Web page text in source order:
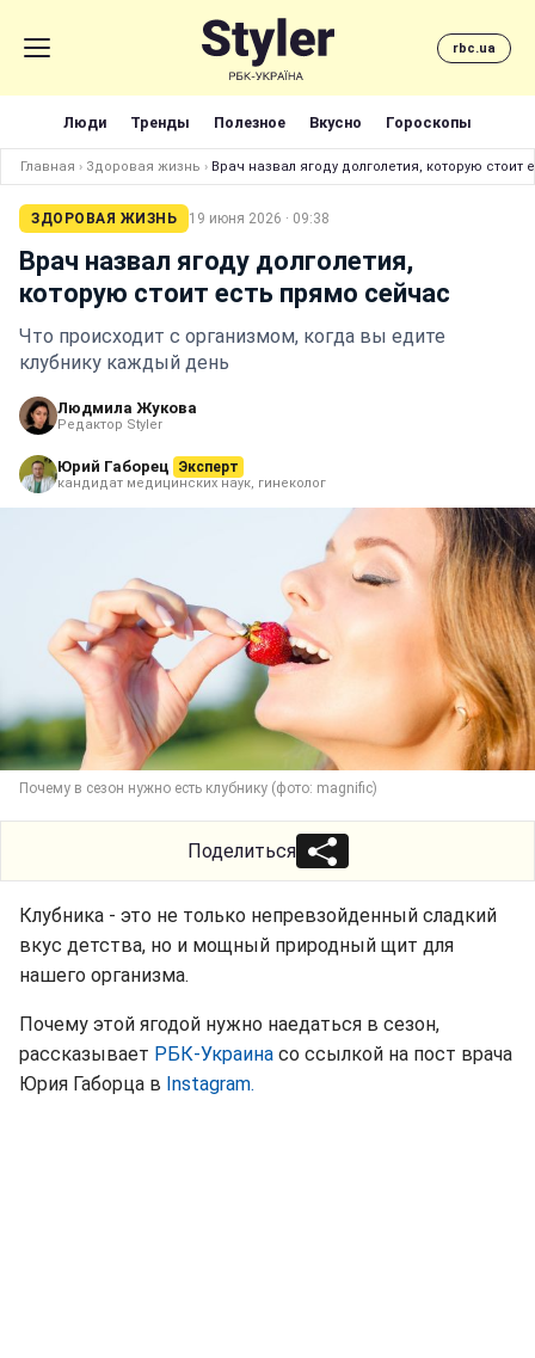
rbc.ua
Люди Тренды Полезное Вкусно Гороскопы
Главная › Здоровая жизнь › Врач назвал ягоду долголетия, которую стоит
ЗДОРОВАЯ ЖИЗНЬ 19 июня 2026 · 09:38
Врач назвал ягоду долголетия,
которую стоит есть прямо сейчас
Что происходит с организмом, когда вы едите
клубнику каждый день
Людмила Жукова
Редактор Styler
Юрий Габорец Эксперт
кандидат медицинских наук, гинеколог
Почему в сезон нужно есть клубнику (фото: magnific)
Поделиться
Клубника - это не только непревзойденный сладкий
вкус детства, но и мощный природный щит для
нашего организма.
Почему этой ягодой нужно наедаться в сезон,
рассказывает РБК-Украина со ссылкой на пост врача
Юрия Габорца в Instagram.